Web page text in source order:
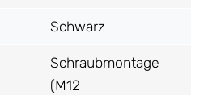
Schwarz
Schraubmontage
(M12